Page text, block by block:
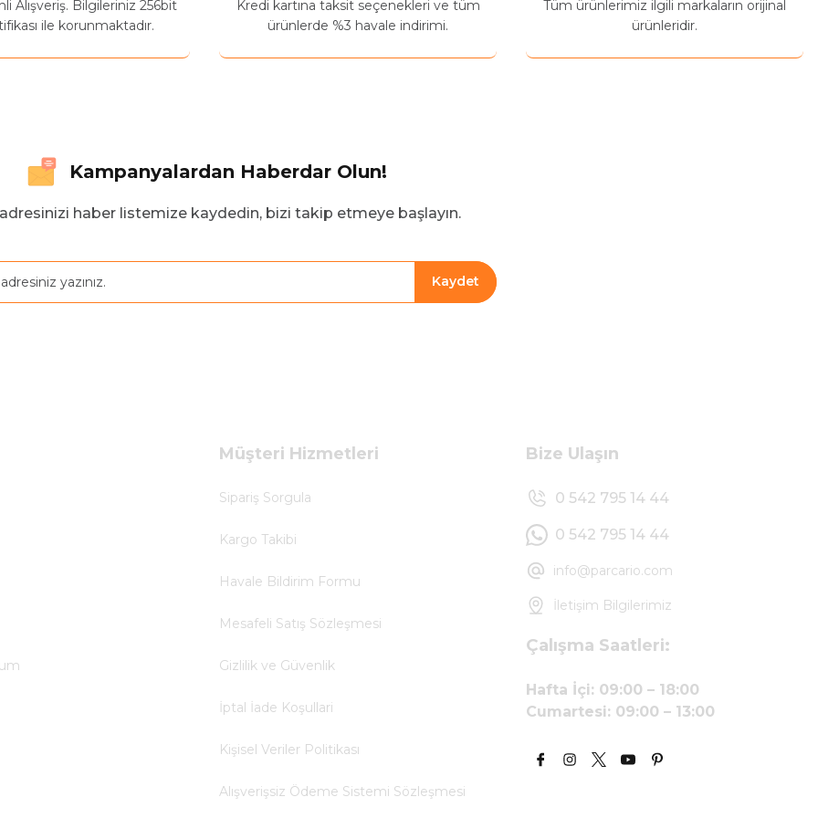
Alışveriş. Bilgileriniz 256bit
ile korunmaktadır.
Kredi kartına taksit seçenekleri ve tüm
ürünlerde %3 havale indirimi.
Tüm ürünlerimiz ilgili markaların orijinal
ürünleridir.
Kampanyalardan Haberdar Olun!
haber listemize kaydedin, bizi takip etmeye başlayın.
Kaydet
Müşteri Hizmetleri
Sipariş Sorgula
Kargo Takibi
Havale Bildirim Formu
Mesafeli Satış Sözleşmesi
Gizlilik ve Güvenlik
İptal İade Koşullari
Kişisel Veriler Politikası
Alışverişsiz Ödeme Sistemi Sözleşmesi
Bize Ulaşın
0 542 795 14 44
0 542 795 14 44
info@parcario.com
İletişim Bilgilerimiz
Çalışma Saatleri:
Hafta İçi: 09:00 – 18:00
Cumartesi: 09:00 – 13:00